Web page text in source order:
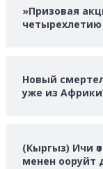
»Призовая
четырехлетию
Новый
уже из
(Кыргыз) Ичи
менен ооруйт